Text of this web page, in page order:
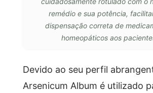
remédio e sua potência,
dispensação correta de
homeopáticos aos
Devido ao seu perfil
Arsenicum Album é utilizado